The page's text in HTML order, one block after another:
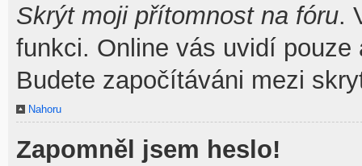
Skrýt moji přítomnost na fóru.
funkci. Online vás uvidí
Budete započítáváni mezi
Nahoru
Zapomněl jsem heslo!